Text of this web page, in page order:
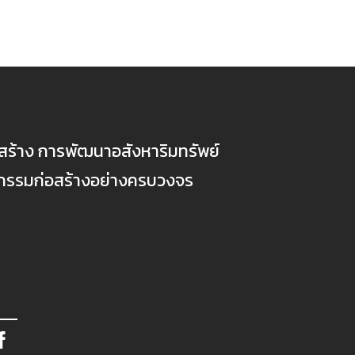
สร้าง การพัฒนาอสังหาริมทรัพย์
รมก่อสร้างอย่างครบวงจร